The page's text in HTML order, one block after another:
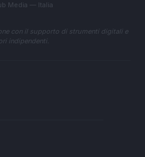
Media — Italia
con il supporto di strumenti digitali e
indipendenti.